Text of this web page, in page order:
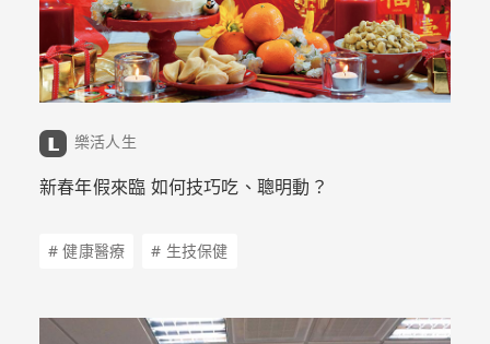
樂活人生
新春年假來臨 如何技巧吃、聰明動？
# 健康醫療 # 生技保健